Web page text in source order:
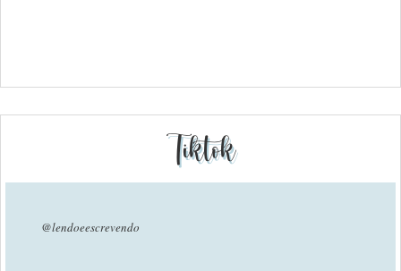
Tiktok
@lendoeescrevendo